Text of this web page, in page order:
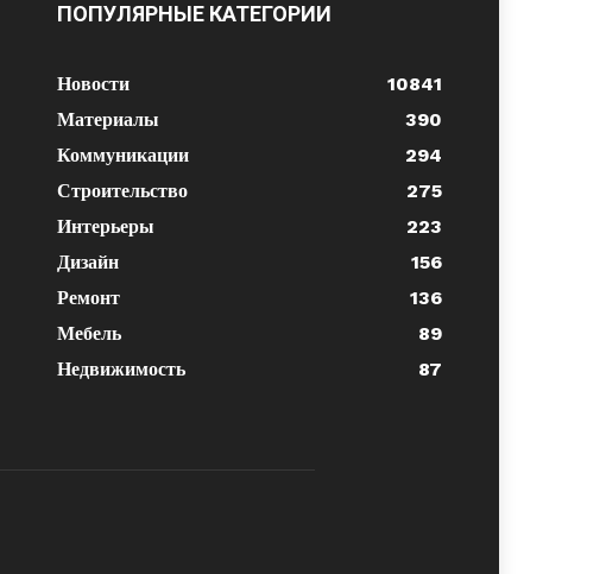
ПОПУЛЯРНЫЕ КАТЕГОРИИ
Новости
10841
Материалы
390
Коммуникации
294
Строительство
275
Интерьеры
223
Дизайн
156
Ремонт
136
Мебель
89
Недвижимость
87